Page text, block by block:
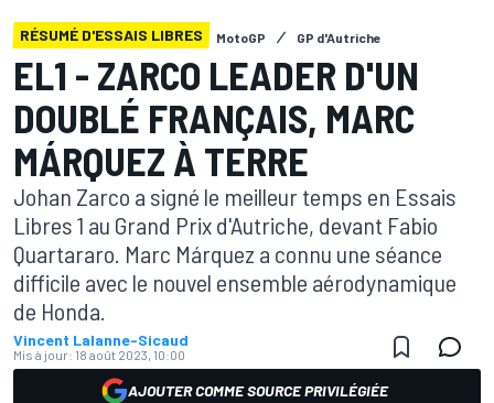
RÉSUMÉ D'ESSAIS LIBRES MotoGP GP d'Autriche
EL1 - ZARCO LEADER D'UN
DOUBLÉ FRANÇAIS, MARC
MÁRQUEZ À TERRE
Johan Zarco a signé le meilleur temps en Essais
Libres 1 au Grand Prix d'Autriche, devant Fabio
Quartararo. Marc Márquez a connu une séance
difficile avec le nouvel ensemble aérodynamique
de Honda.
Vincent Lalanne-Sicaud
Mis à jour: 18 août 2023, 10:00
AJOUTER COMME SOURCE PRIVILÉGIÉE